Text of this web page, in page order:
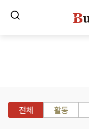
전체 활동